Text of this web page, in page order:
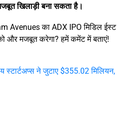
खिलाड़ी बना सकता है।
Avenues का ADX IPO मिडिल ईस्ट
और मजबूत करेगा? हमें कमेंट में बताएं!
स्टार्टअप्स ने जुटाए $355.02 मिलियन,